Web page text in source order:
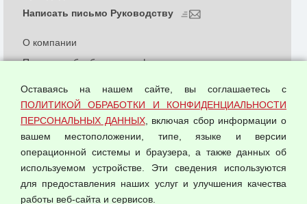
© 2026 ООО "Феникс"
О компании
Политика обработки и конфиденциальности
Согласием на обработку персональных данных
Оферта оптовой купли-продажи
Публичная оферта
Написать письмо Руководству
Оставаясь на нашем сайте, вы соглашаетесь с
ПОЛИТИКОЙ ОБРАБОТКИ И КОНФИДЕНЦИАЛЬНОСТИ
ПЕРСОНАЛЬНЫХ ДАННЫХ, включая сбор информации о
вашем местоположении, типе, языке и версии
операционной системы и браузера, а также данных об
используемом устройстве. Эти сведения используются
для предоставления наших услуг и улучшения качества
работы веб-сайта и сервисов.